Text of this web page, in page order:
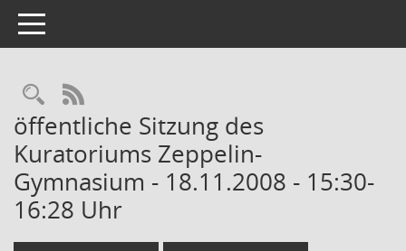
Toggle navigation
Rechercheauswahl
RSS-Feed
öffentliche Sitzung des
Kuratoriums Zeppelin-
Gymnasium - 18.11.2008 - 15:30-
16:28 Uhr